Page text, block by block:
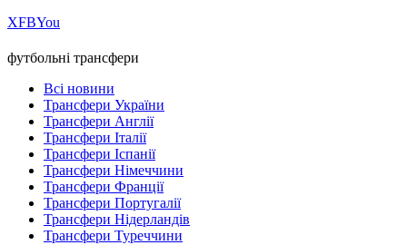
ХFBYou
футбольні трансфери
Всі новини
Трансфери України
Трансфери Англії
Трансфери Італії
Трансфери Іспанії
Трансфери Німеччини
Трансфери Франції
Трансфери Португалії
Трансфери Нідерландів
Трансфери Туреччини